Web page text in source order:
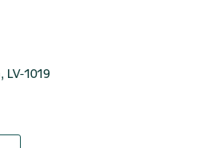
LV-1019